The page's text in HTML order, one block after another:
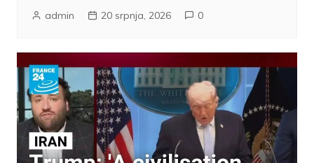
admin 20 srpnja, 2026 0